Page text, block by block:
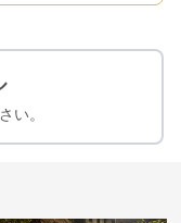
い。